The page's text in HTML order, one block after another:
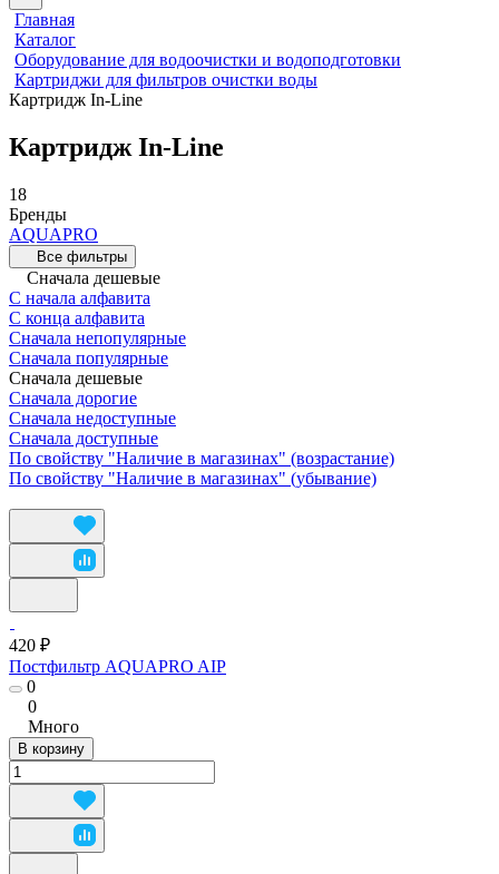
Главная
Каталог
Оборудование для водоочистки и водоподготовки
Картриджи для фильтров очистки воды
Картридж In-Line
Картридж In-Line
18
Бренды
AQUAPRO
Все фильтры
Сначала дешевые
С начала алфавита
С конца алфавита
Сначала непопулярные
Сначала популярные
Сначала дешевые
Сначала дорогие
Сначала недоступные
Сначала доступные
По свойству "Наличие в магазинах" (возрастание)
По свойству "Наличие в магазинах" (убывание)
420 ₽
Постфильтр AQUAPRO AIP
0
0
Много
В корзину